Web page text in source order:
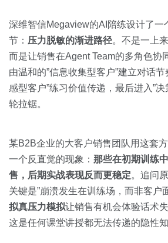
深维智信Megaview的AI陪练设计了一
节： 压力脱敏的渐进路径。不是一上
而是让销售在Agent Team的多角色
由温和的”信息收集型客户”建立对话
感型客户”练习价值传递，最后进入”
轮拉锯。
某B2B企业的大客户销售团队用这套
一个反直觉的现象： 那些在初期训练
售，后期实战表现反而更稳定。追问
关键是”崩溃发生在训练场，而非客
拟真压力模拟让销售有机会体验话术
这是任何课堂讲授都无法传递的隐性知